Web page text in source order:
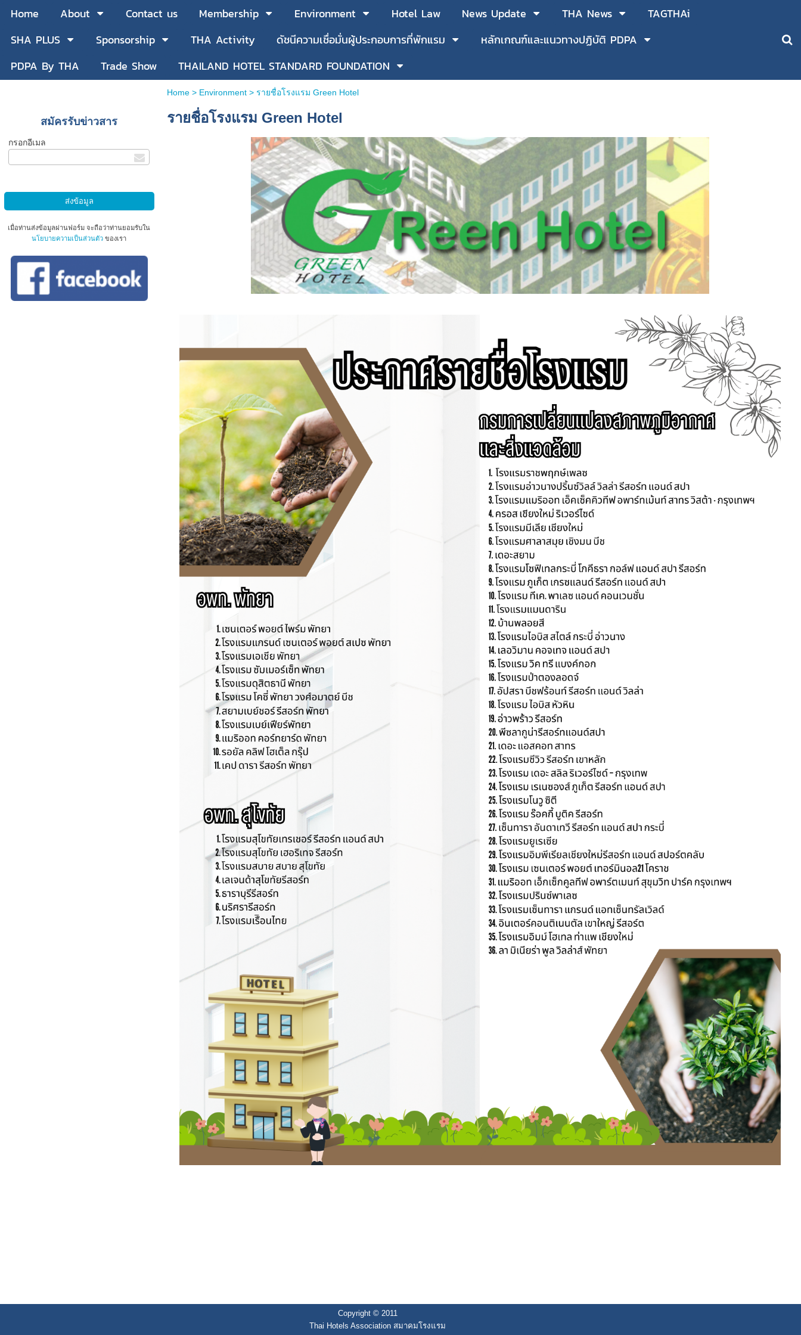
Home About Contact us Membership Environment Hotel Law News Update THA News
TAGTHAi
SHA PLUS
Sponsorship THA Activity ดัชนีความเชื่อมั่นผู้ประกอบการที่พักแรม
หลักเกณฑ์และแนวทางปฏิบัติ PDPA
PDPA By THA
Trade Show THAILAND HOTEL STANDARD FOUNDATION
สมัครรับข่าวสาร
กรอกอีเมล
เมื่อท่านส่งข้อมูลผ่านฟอร์ม จะถือว่าท่านยอมรับใน
นโยบายความเป็นส่วนตัว ของเรา
Home > Environment> รายชื่อโรงแรม Green Hotel
รายชื่อโรงแรม Green Hotel
Copyright © 2011
Thai Hotels Association สมาคมโรงแรม